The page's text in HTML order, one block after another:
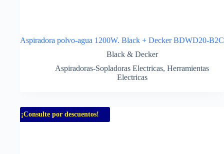
Aspiradora polvo-agua 1200W. Black + Decker BDWD20-B2C
Black & Decker
Aspiradoras-Sopladoras Electricas, Herramientas
Electricas
¡Consulte por descuentos!